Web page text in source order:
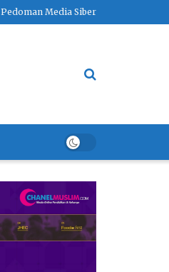
Pedoman Media Siber